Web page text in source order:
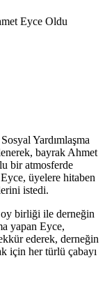
Yardımlaşma
bayrak Ahmet
bir atmosferde
üyelere hitaben
istedi.
oy birliği ile derneğin
yapan Eyce,
ederek, derneğin
için her türlü çabayı